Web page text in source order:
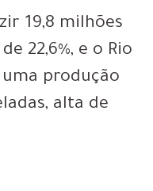
19,8 milhões
22,6%, e o Rio
produção
alta de